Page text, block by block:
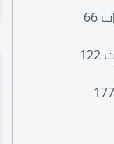
66
122
177